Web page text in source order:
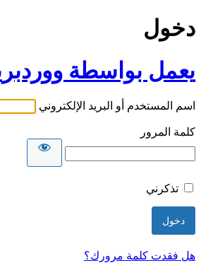
دخول
يعمل بواسطة
اسم المستخدم أو البريد الإلكتروني
كلمة المرور
تذكرني
هل فقدت كلمة مرورك؟